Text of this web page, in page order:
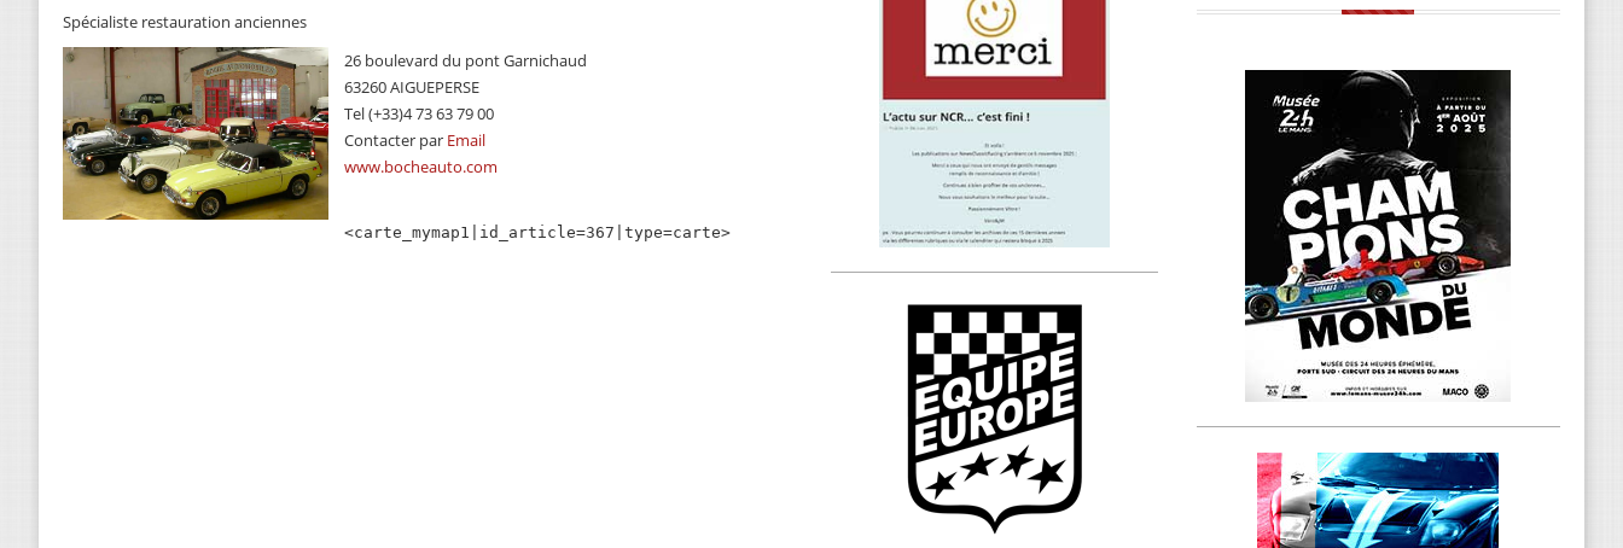
Spécialiste restauration anciennes
26 boulevard du pont Garnichaud
63260 AIGUEPERSE
Tel (+33)4 73 63 79 00
Contacter par Email
www.bocheauto.com
<carte_mymap1|id_article=367|type=carte>